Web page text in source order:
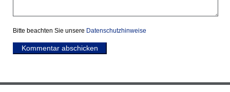
Bitte beachten Sie unsere Datenschutzhinweise
Kommentar abschicken